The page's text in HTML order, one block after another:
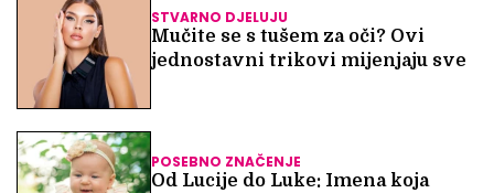
STVARNO DJELUJU
Mučite se s tušem za oči? Ovi
jednostavni trikovi mijenjaju sve
POSEBNO ZNAČENJE
Od Lucije do Luke: Imena koja